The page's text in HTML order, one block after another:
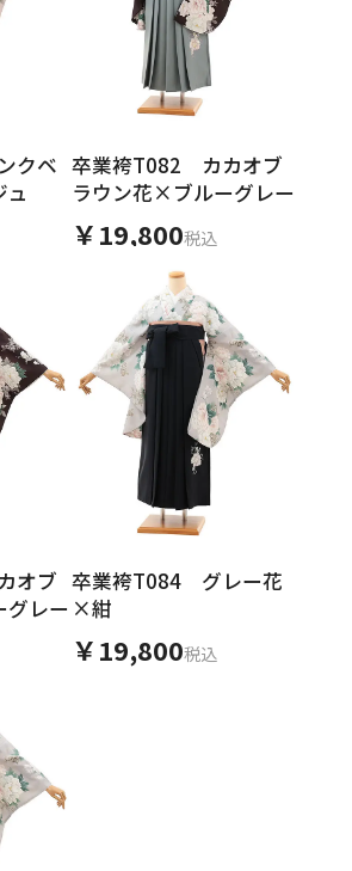
クベ 卒業袴T082 カカオブ
ラウン花×ブルーグレー
￥19,800税込
オブ
レー
卒業袴T084 グレー花
×紺
￥19,800税込